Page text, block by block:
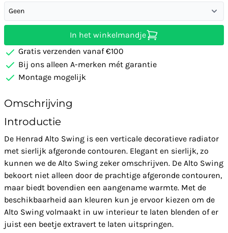
Geen
In het winkelmandje
Gratis verzenden vanaf €100
Bij ons alleen A-merken mét garantie
Montage mogelijk
Omschrijving
Introductie
De Henrad Alto Swing is een verticale decoratieve radiator
met sierlijk afgeronde contouren. Elegant en sierlijk, zo
kunnen we de Alto Swing zeker omschrijven. De Alto Swing
bekoort niet alleen door de prachtige afgeronde contouren,
maar biedt bovendien een aangename warmte. Met de
beschikbaarheid aan kleuren kun je ervoor kiezen om de
Alto Swing volmaakt in uw interieur te laten blenden of er
juist een beetje extravert te laten uitspringen.